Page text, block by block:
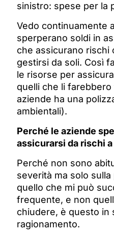
sinistro: spese per la
Vedo continuamente
sperperano soldi in
che assicurano rischi
gestirsi da soli. Così
le risorse per
quelli che li farebbero
aziende ha una
ambientali).
Perché le aziende
assicurarsi da rischi
Perché non sono
severità ma solo
quello che mi può
frequente, e non
chiudere, è questo in
ragionamento.